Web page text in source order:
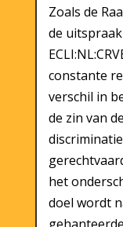
Zoals de
de
constante
verschil in
de zin van
het
doel wordt